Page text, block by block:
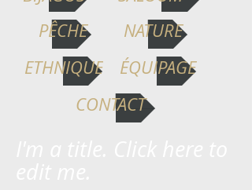
PÊCHE
ETHNIQUE
NATURE
ÉQUIPAGE
CONTACT